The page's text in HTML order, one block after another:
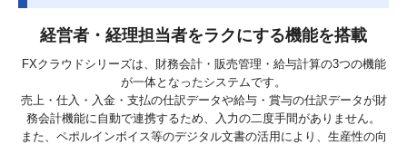
経営者・経理担当者をラクにする機能を搭載
FXクラウドシリーズは、財務会計・販売管理・給与計算の3つの機能
が一体となったシステムです。
売上・仕入・入金・支払の仕訳データや給与・賞与の仕訳データが財
務会計機能に自動で連携するため、入力の二度手間がありません。
また、ペポルインボイス等のデジタル文書の活用により、生産性の向